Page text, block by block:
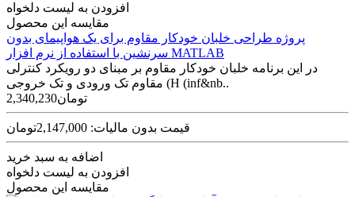
افزودن به لیست دلخواه
مقایسه این محصول
پروژه طراحی خلبان خودکار مقاوم برای یک هواپیمای بدون
سرنشین با استفاده از نرم افزار MATLAB
در این برنامه خلبان خودکار مقاوم بر مبنای دو رویکرد کنترلی
مقاوم تک ورودی و تک خروجی (H (inf&nb..
2,340,230تومان
قیمت بدون مالیات: 2,147,000تومان
اضافه به سبد خرید
افزودن به لیست دلخواه
مقایسه این محصول